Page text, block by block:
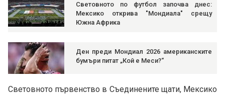
Световното по футбол започва днес:
Мексико открива "Мондиала" срещу
Южна Африка
Ден преди Мондиал 2026 американските
бумъри питат „Кой е Меси?“
Световното първенство в Съединените щати, Мексико